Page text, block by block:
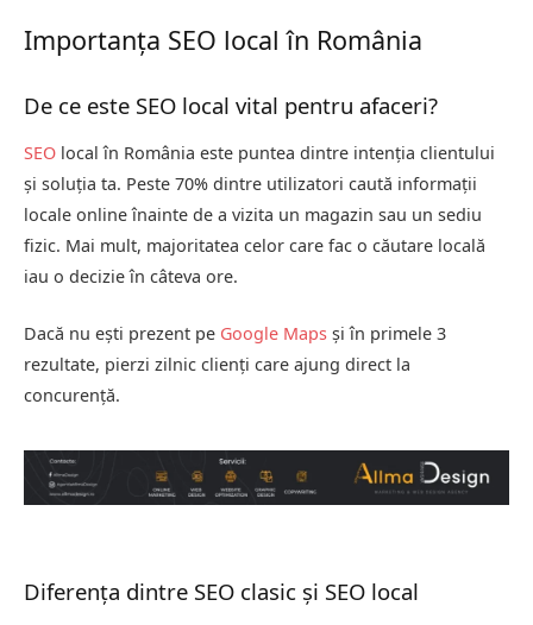
Importanța SEO local în România
De ce este SEO local vital pentru afaceri?
SEO local în România este puntea dintre intenția clientului
și soluția ta. Peste 70% dintre utilizatori caută informații
locale online înainte de a vizita un magazin sau un sediu
fizic. Mai mult, majoritatea celor care fac o căutare locală
iau o decizie în câteva ore.
Dacă nu ești prezent pe Google Maps și în primele 3
rezultate, pierzi zilnic clienți care ajung direct la
concurență.
Diferența dintre SEO clasic și SEO local